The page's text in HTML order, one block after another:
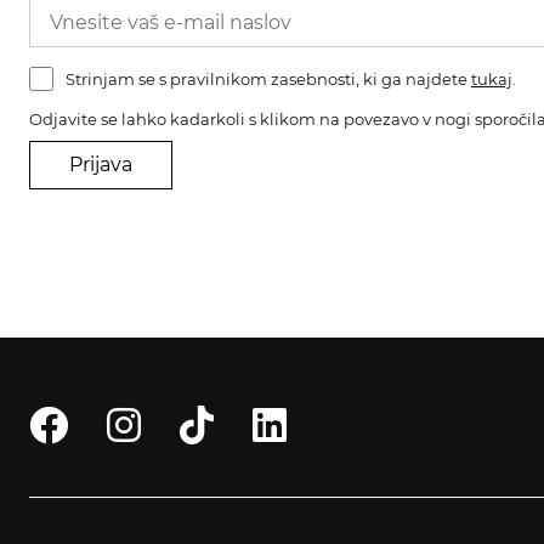
Strinjam se s pravilnikom zasebnosti, ki ga najdetetukaj
Odjavite se lahko kadarkoli s klikom na povezavo v nogi